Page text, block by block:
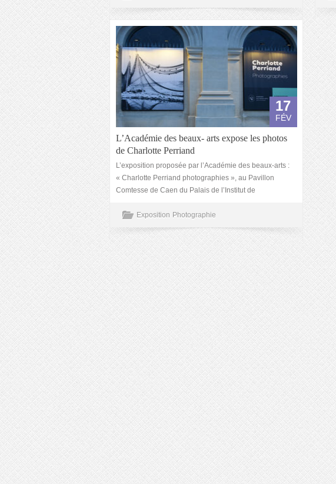
17
FÉV
L’Académie des beaux- arts expose les photos
de Charlotte Perriand
L’exposition proposée par l’Académie des beaux-arts :
« Charlotte Perriand photographies », au Pavillon
Comtesse de Caen du Palais de l’Institut de
Exposition Photographie